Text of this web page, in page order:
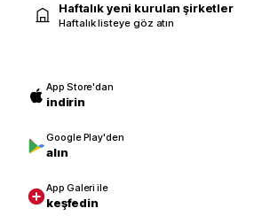
Haftalık yeni kurulan şirketler
Haftalık listeye göz atın
App Store'dan
indirin
Google Play'den
alın
App Galeri ile
keşfedin